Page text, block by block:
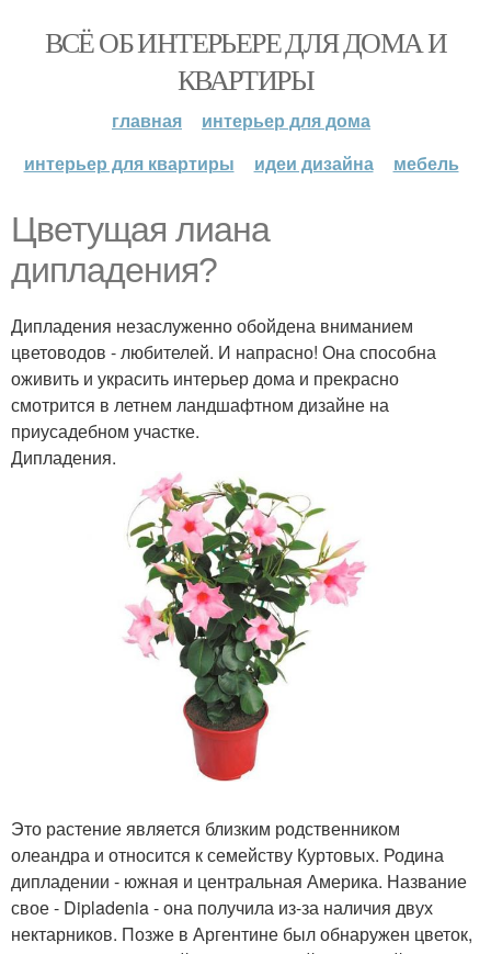
ВСЁ ОБ ИНТЕРЬЕРЕ ДЛЯ ДОМА И
КВАРТИРЫ
главная
интерьер для дома
интерьер для квартиры
идеи дизайна мебель
Цветущая лиана
дипладения?
Дипладения незаслуженно обойдена вниманием
цветоводов - любителей. И напрасно! Она способна
оживить и украсить интерьер дома и прекрасно
смотрится в летнем ландшафтном дизайне на
приусадебном участке.
Дипладения.
Это растение является близким родственником
олеандра и относится к семейству Куртовых. Родина
дипладении - южная и центральная Америка. Название
свое - Dipladenia - она получила из-за наличия двух
нектарников. Позже в Аргентине был обнаружен цветок,